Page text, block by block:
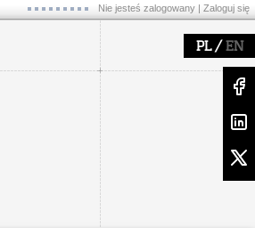
Nie jesteś zalogowany | Zaloguj się
PL/ EN